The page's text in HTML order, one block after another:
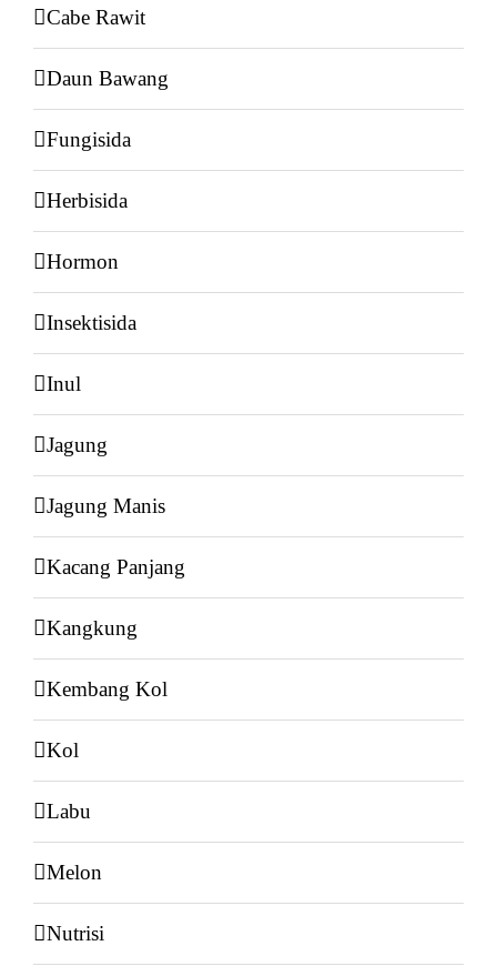
Cabe Rawit
Daun Bawang
Fungisida
Herbisida
Hormon
Insektisida
Inul
Jagung
Jagung Manis
Kacang Panjang
Kangkung
Kembang Kol
Kol
Labu
Melon
Nutrisi